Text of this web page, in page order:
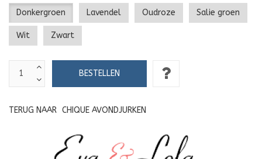
Donkergroen
Lavendel Oudroze Salie groen
Wit Zwart
TERUG NAAR CHIQUE AVONDJURKEN